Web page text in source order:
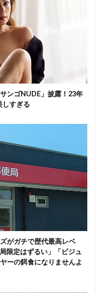
ンゴNUDE」披露！23年
すぎる
がガチで歴代最高レベ
限定はずるい」「ビジュ
ーの餌食になりませんよ